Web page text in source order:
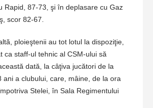
Rapid, 87-73, şi în deplasare cu Gaz
scor 82-67.
ploieştenii au tot lotul la dispoziţie,
ca staff-ul tehnic al CSM-ului să
dată, la câţiva jucători de la
ani a clubului, care, mâine, de la ora
Stelei, în Sala Regimentului